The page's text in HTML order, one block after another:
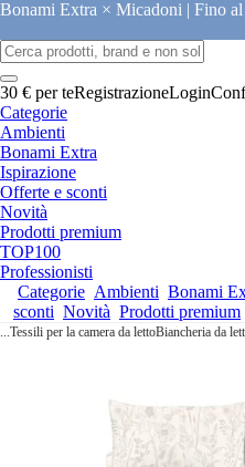
Bonami Extra × Micadoni | Fino
30 € per teRegistrazioneLogin
Categorie
Ambienti
Bonami Extra
Ispirazione
Offerte e sconti
Novità
Prodotti premium
TOP100
Professionisti
Categorie Ambienti Bonami
sconti Novità Prodotti premium
...Tessili per la camera da lettoBiancheria da